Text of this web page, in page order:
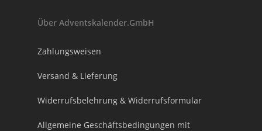
Über Adventskalender.GmbH
Zahlungsweisen
Versand & Lieferung
Widerrufsbelehrung & Widerrufsformular
Allgemeine Geschäftsbedingungen mit